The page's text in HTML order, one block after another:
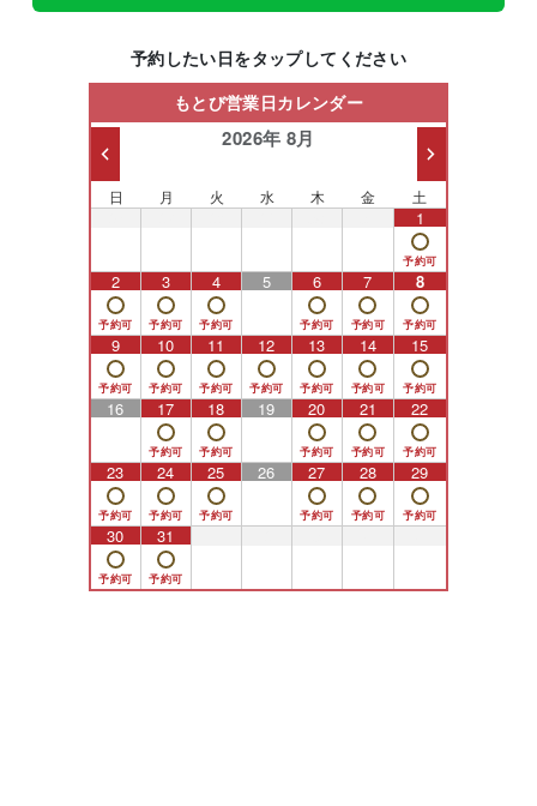
予約したい日をタップしてください
もとび営業日カレンダー
2026年 8月
日 月 火 水 木 金 土
1
2 3 4 5 6 7 8
9 10 11 12 13 14 15
16 17 18 19 20 21 22
23 24 25 26 27 28 29
30 31